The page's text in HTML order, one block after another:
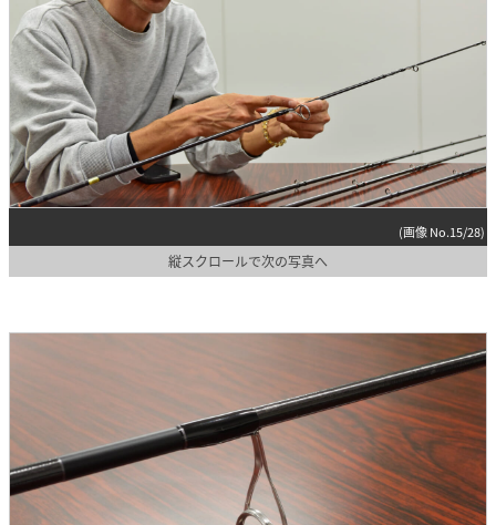
(画像 No.15/28)
縦スクロールで次の写真へ